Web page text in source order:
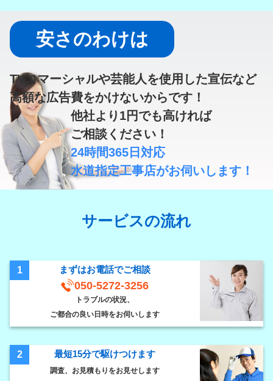
安さのわけは
TVコマーシャルや芸能人を使用した宣伝など
高額な広告費をかけないからです！
他社より 1円でも高ければ
ご相談ください！
24時間365日対応
水道指定工事店がお伺いします！
サービスの流れ
1 まずはお電話でご相談
050-5272-3256
トラブルの状況、
ご都合の良い日時をお伺いします
2 最短15分で駆けつけます
調査、お見積もりをお見せします